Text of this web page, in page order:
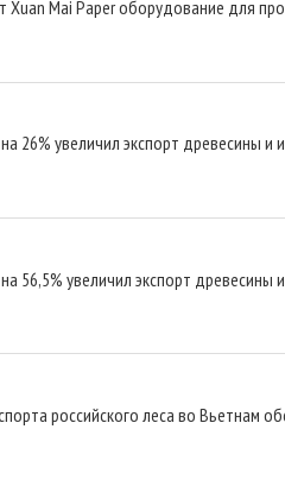
Xuan Mai Paper оборудование для
26% увеличил экспорт древесины и
56,5% увеличил экспорт древесины
российского леса во Вьетнам